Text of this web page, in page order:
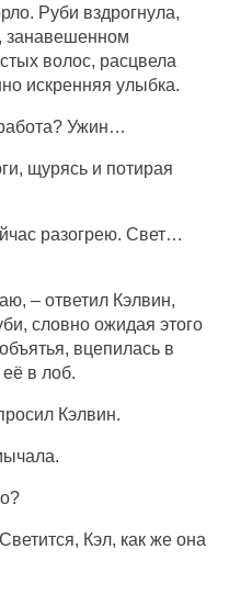
Руби вздрогнула,
занавешенном
волос, расцвела
искренняя улыбка.
Ужин…
щурясь и потирая
разогрею. Свет…
– ответил Кэлвин,
словно ожидая этого
вцепилась в
в лоб.
Кэлвин.
Кэл, как же она